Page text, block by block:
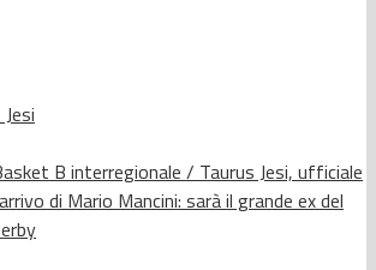
B interregionale / Taurus Jesi, ufficiale
di Mario Mancini: sarà il grande ex del